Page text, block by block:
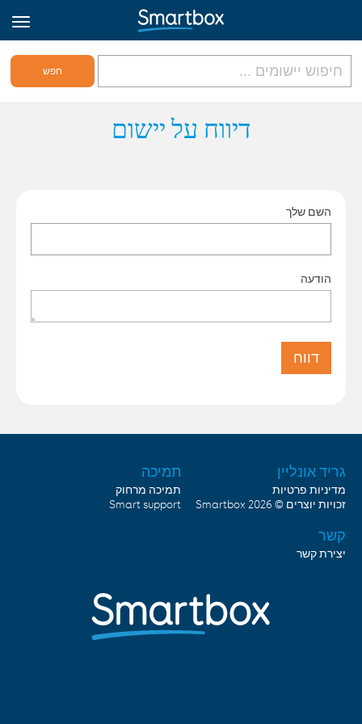
גריד אונליין
דיווח על יישום
השם שלך
הודעה
גריד אונליין
מדיניות פרטיות
זכויות יוצרים © 2026
Smartbox
תמיכה
תמיכה מרחוק
Smart support
קשר
יצירת קשר